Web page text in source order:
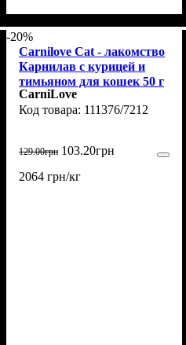
-20%
Carnilove Cat - лакомство
Карнилав с курицей и
тимьяном для кошек 50 г
(111376/7212)
CarniLove
111376/7212
129.00грн 103.20грн
2064 грн/кг